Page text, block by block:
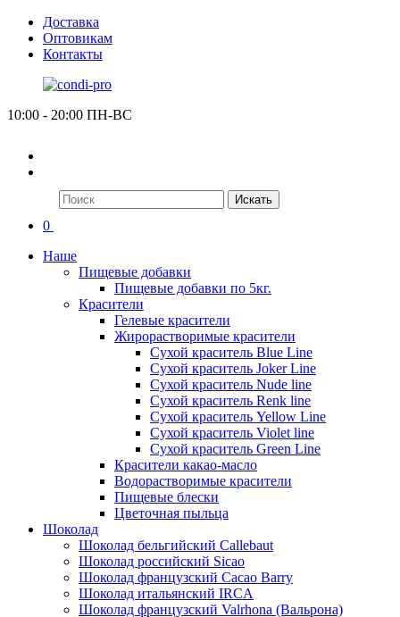
Доставка
Оптовикам
Контакты
10:00 - 20:00 ПН-ВС
Искать
0
Наше
Пищевые добавки
Пищевые добавки по 5кг.
Красители
Гелевые красители
Жирорастворимые красители
Сухой краситель Blue Line
Сухой краситель Joker Line
Сухой краситель Nude line
Сухой краситель Renk line
Сухой краситель Yellow Line
Сухой краситель Violet line
Сухой краситель Green Line
Красители какао-масло
Водорастворимые красители
Пищевые блески
Цветочная пыльца
Шоколад
Шоколад бельгийский Callebaut
Шоколад российский Sicao
Шоколад французский Cacao Barry
Шоколад итальянский IRCA
Шоколад французский Valrhona (Вальрона)